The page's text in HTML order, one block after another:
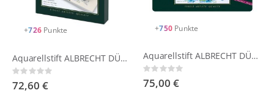
+726 Punkte
Aquarellstift ALBRECHT DÜRER® 36er Atelierbox
Rating:
0%
72,60 €
+750 Punkte
Aquarellstift ALBRECHT DÜRER® 36er Metalletui
Rating:
0%
75,00 €